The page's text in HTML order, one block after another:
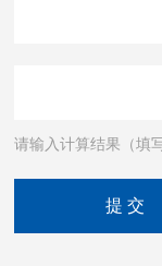
请输入计算结果（填